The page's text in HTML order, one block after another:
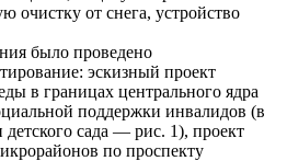
очистку от снега, устройство
было проведено
эскизный проект
в границах центрального ядра
поддержки инвалидов (в
сада — рис. 1), проект
по проспекту